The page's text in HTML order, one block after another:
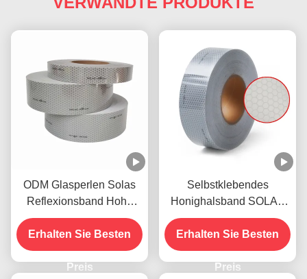
ODM Glasperlen Solas
Reflexionsband Hohe
Sichtbarkeit für
Rettungsweste
Erhalten Sie Besten
Preis
Selbstklebendes
Honighalsband SOLAS
Reflektorband Flexibel für
Rettungsflügel
Erhalten Sie Besten
Preis